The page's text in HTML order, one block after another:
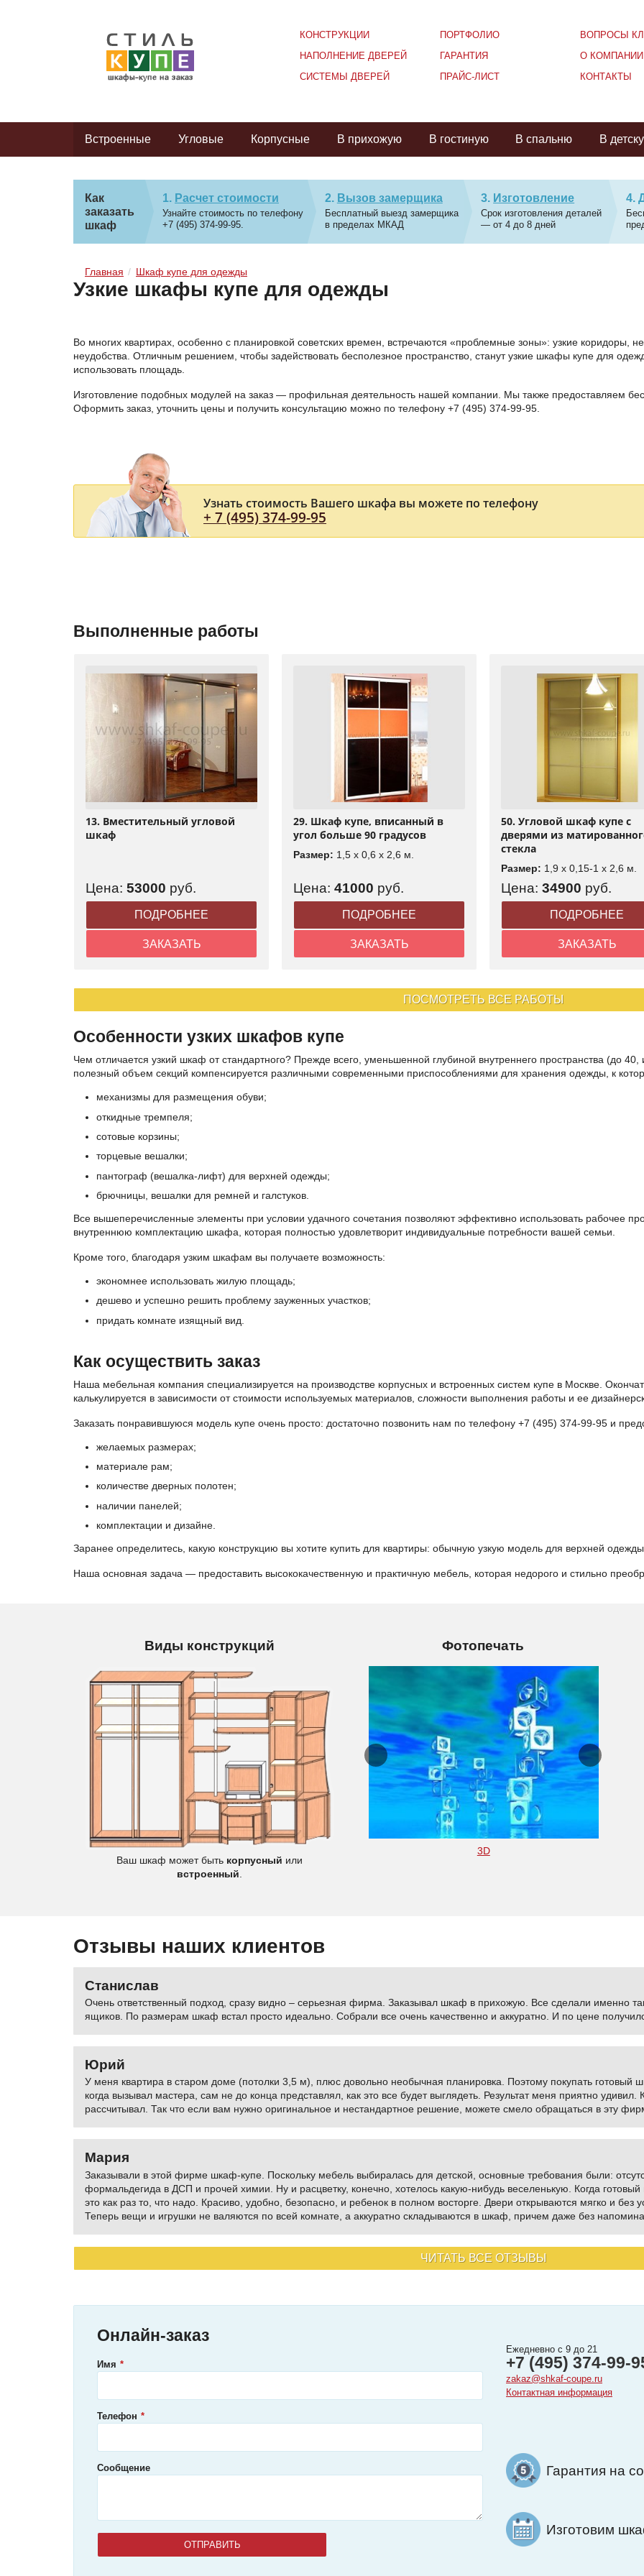
КОНСТРУКЦИИ
НАПОЛНЕНИЕ ДВЕРЕЙ
СИСТЕМЫ ДВЕРЕЙ
ПОРТФОЛИО
ГАРАНТИЯ
ПРАЙС-ЛИСТ
ВОПРОСЫ
О КОМПАНИИ
КОНТАКТЫ
Встроенные Угловые Корпусные В прихожую В гостиную В спальню В
Как
заказать
шкаф
Расчет стоимости
Узнайте стоимость по телефону
+7 (495) 374-99-95.
Вызов замерщика
Бесплатный выезд замерщика
в пределах МКАД
Изготовление
Срок изготовления деталей
— от 4 до 8 дней
Главная Шкаф купе для одежды
Узкие шкафы купе для одежды
Во многих квартирах, особенно с планировкой советских времен, встречаются «проблемные зоны»: узкие коридоры,
неудобства. Отличным решением, чтобы задействовать бесполезное пространство, станут узкие шкафы купе для
использовать площадь.
Изготовление подобных модулей на заказ — профильная деятельность нашей компании. Мы также предоставляем
Оформить заказ, уточнить цены и получить консультацию можно по телефону +7 (495) 374-99-95
Узнать стоимость Вашего шкафа вы можете по телефону
+ 7 (495) 374-99-95
Выполненные работы
13. Вместительный угловой
шкаф
Цена: 53000 руб.
ПОДРОБНЕЕ
ЗАКАЗАТЬ
29. Шкаф купе, вписанный в
угол больше 90 градусов
Размер: 1,5 x 0,6 x 2,6 м.
Цена: 41000 руб.
ПОДРОБНЕЕ
ЗАКАЗАТЬ
50. Угловой шкаф купе с
дверями из
стекла
Размер: 1,9 x 0,15-1 x 2,6 м.
Цена: 34900 руб.
ПОДРОБНЕЕ
ЗАКАЗАТЬ
ПОСМОТРЕТЬ ВСЕ РАБОТЫ
Особенности узких шкафов купе
Чем отличается узкий шкаф от стандартного? Прежде всего, уменьшенной глубиной внутреннего пространства (до
полезный объем секций компенсируется различными современными приспособлениями для хранения одежды, к
механизмы для размещения обуви;
откидные тремпеля;
сотовые корзины;
торцевые вешалки;
пантограф (вешалка-лифт) для верхней одежды;
брючницы, вешалки для ремней и галстуков.
Все вышеперечисленные элементы при условии удачного сочетания позволяют эффективно использовать рабочее
внутреннюю комплектацию шкафа, которая полностью удовлетворит индивидуальные потребности вашей семьи.
Кроме того, благодаря узким шкафам вы получаете возможность:
экономнее использовать жилую площадь;
дешево и успешно решить проблему зауженных участков;
придать комнате изящный вид.
Как осуществить заказ
Наша мебельная компания специализируется на производстве корпусных и встроенных систем купе в Москве.
калькулируется в зависимости от стоимости используемых материалов, сложности выполнения работы и ее
Заказать понравившуюся модель купе очень просто: достаточно позвонить нам по телефону +7 (495) 374-99-95 и
желаемых размерах;
материале рам;
количестве дверных полотен;
наличии панелей;
комплектации и дизайне.
Заранее определитесь, какую конструкцию вы хотите купить для квартиры: обычную узкую модель для верхней
Наша основная задача — предоставить высококачественную и практичную мебель, которая недорого и стильно
Виды конструкций
Ваш шкаф может быть корпусный или
встроенный.
Фотопечать
3D
Отзывы наших клиентов
Станислав
Очень ответственный подход, сразу видно – серьезная фирма. Заказывал шкаф в прихожую. Все сделали именно
ящиков. По размерам шкаф встал просто идеально. Собрали все очень качественно и аккуратно. И по цене
Юрий
У меня квартира в старом доме (потолки 3,5 м), плюс довольно необычная планировка. Поэтому покупать готовый
когда вызывал мастера, сам не до конца представлял, как это все будет выглядеть. Результат меня приятно
рассчитывал. Так что если вам нужно оригинальное и нестандартное решение, можете смело обращаться в эту
Мария
Заказывали в этой фирме шкаф-купе. Поскольку мебель выбиралась для детской, основные требования были:
формальдегида в ДСП и прочей химии. Ну и расцветку, конечно, хотелось какую-нибудь веселенькую. Когда
это как раз то, что надо. Красиво, удобно, безопасно, и ребенок в полном восторге. Двери открываются мягко и без
Теперь вещи и игрушки не валяются по всей комнате, а аккуратно складываются в шкаф, причем даже без
ЧИТАТЬ ВСЕ ОТЗЫВЫ
Онлайн-заказ
Имя
Телефон
Сообщение
Ежедневно с 9 до 21
+7 (495) 374-99-
zakaz@shkaf-coupe.ru
Контактная информация
Гарантия на
Изготовим